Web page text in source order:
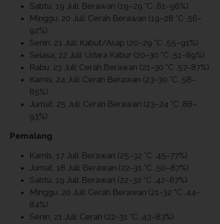
Sabtu, 19 Juli: Berawan (19–29 °C ,61–96%)
Minggu, 20 Juli: Cerah Berawan (19–28 °C ,56–
92%)
Senin, 21 Juli: Kabut/Asap (20–29 °C ,55–91%)
Selasa, 22 Juli: Udara Kabur (20–30 °C ,51–89%)
Rabu, 23 Juli: Cerah Berawan (21–30 °C ,57–87%)
Kamis, 24 Juli: Cerah Berawan (23–30 °C ,58–
85%)
Jumat, 25 Juli: Cerah Berawan (23–24 °C ,88–
93%)
Pemalang
Kamis, 17 Juli: Berawan (25–32 °C ,45–77%)
Jumat, 18 Juli: Berawan (22–31 °C ,50–87%)
Sabtu, 19 Juli: Berawan (22–32 °C ,42–87%)
Minggu, 20 Juli: Cerah Berawan (21–32 °C ,44–
84%)
Senin, 21 Juli: Cerah (22–31 °C ,43–83%)